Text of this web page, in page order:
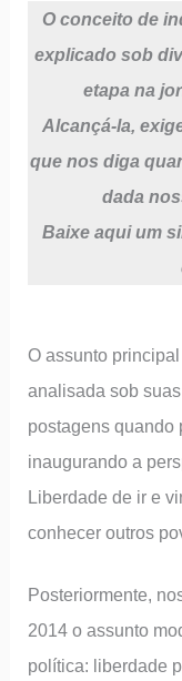
O conceito de
explicado sob
etapa na
Alcançá-la,
que nos diga
dada
Baixe aqui um
O assunto
analisada sob
postagens
inaugurando a
Liberdade de ir e
conhecer outros
Posteriormente,
2014 o assunto
política: liberdade